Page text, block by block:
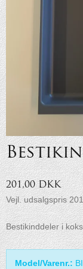
201,00 DKK
Vejl. udsalgspris
Bestikinddeler i
Model/Varenr.: